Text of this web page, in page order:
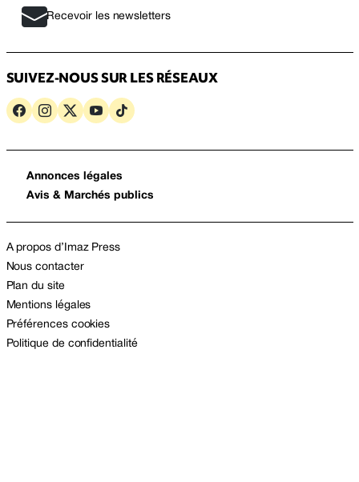
Recevoir les newsletters
SUIVEZ-NOUS SUR LES RÉSEAUX
Annonces légales
Avis & Marchés publics
A propos d’Imaz Press
Nous contacter
Plan du site
Mentions légales
Préférences cookies
Politique de confidentialité